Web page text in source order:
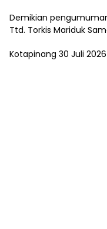
Demikian
Ttd. Torkis Mariduk
Kotapinang 30 Juli 2026